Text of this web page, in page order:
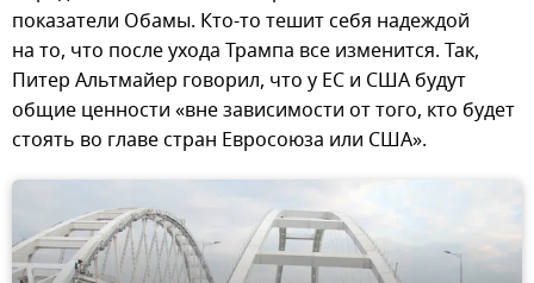
показатели Обамы. Кто-то тешит себя надеждой
на то, что после ухода Трампа все изменится. Так,
Питер Альтмайер говорил, что у ЕС и США будут
общие ценности «вне зависимости от того, кто будет
стоять во главе стран Евросоюза или США».